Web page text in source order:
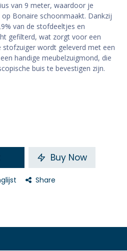
van 9 meter, waardoor je
Bonaire schoonmaakt. Dankzij
van de stofdeeltjes en
gefilterd, wat zorgt voor een
stofzuiger wordt geleverd met een
handige meubelzuigmond, die
buis te bevestigen zijn.
Buy Now
Share